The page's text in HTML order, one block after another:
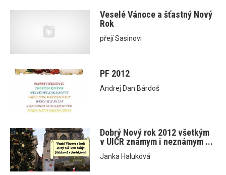
Veselé Vánoce a šťastný Nový
Rok
přejí Sasinovi
PF 2012
Andrej Dan Bárdoš
Dobrý Nový rok 2012 všetkým
v UIČR známym i neznámym ...
Janka Haluková